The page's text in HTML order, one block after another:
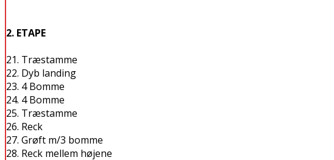
2. ETAPE
21. Træstamme
22. Dyb landing
23. 4 Bomme
24. 4 Bomme
25. Træstamme
26. Reck
27. Grøft m/3 bomme
28. Reck mellem højene